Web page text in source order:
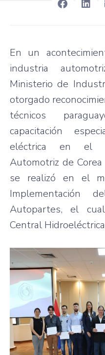
En un
industria
Ministerio de
otorgado
técnicos
capacitación
eléctrica en el
Automotriz de
se realizó en el
Implementación
Autopartes, el
Central